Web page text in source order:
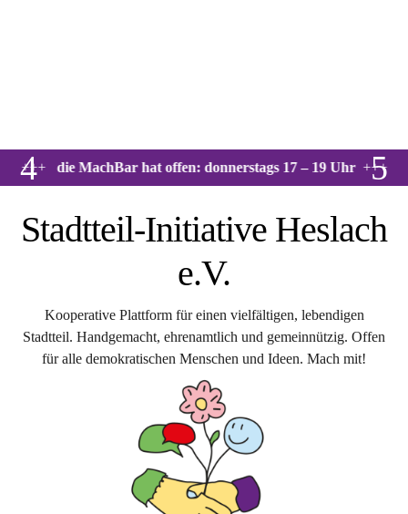
hat offen: donnerstags 17 – 19 Uhr+++ +++
4 5
Stadtteil-Initiative Heslach
e.V.
Kooperative Plattform für einen vielfältigen, lebendigen
Stadtteil. Handgemacht, ehrenamtlich und gemeinnützig. Offen
für alle demokratischen Menschen und Ideen. Mach mit!